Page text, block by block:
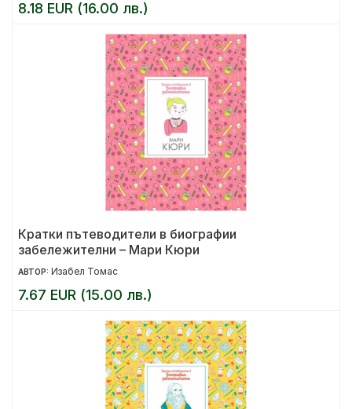
8.18 EUR (16.00 лв.)
Кратки пътеводители в биографии
забележителни – Мари Кюри
АВТОР: Изабел Томас
7.67 EUR (15.00 лв.)